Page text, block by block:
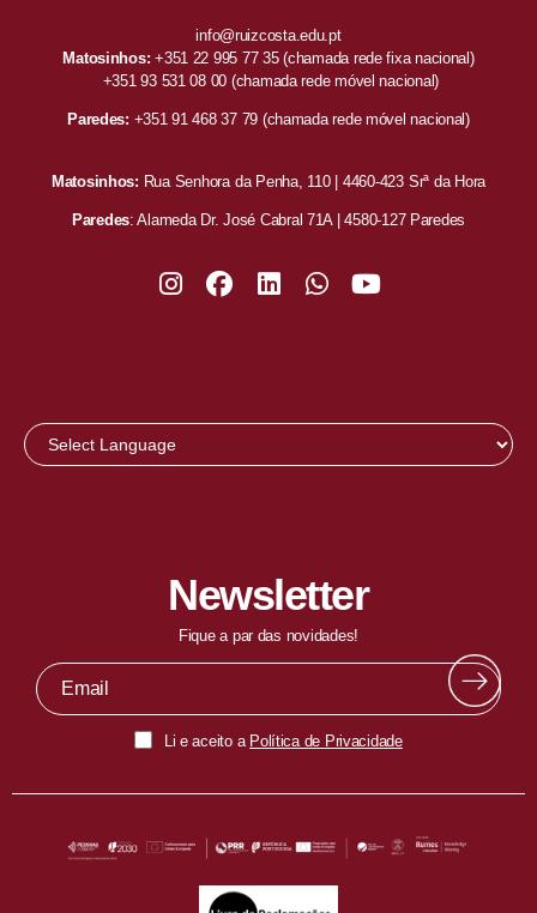
info@ruizcosta.edu.pt
Matosinhos: +351 22 995 77 35(chamada rede fixa nacional)
+351 93 531 08 00 (chamada rede móvel nacional)
Paredes: +351 91 468 37 79 (chamada rede móvel nacional)
Matosinhos: Rua Senhora da Penha, 110 | 4460-423 Srª da Hora
Paredes: Alameda Dr. José Cabral 71A | 4580-127 Paredes
Newsletter
Fique a par das novidades!
Li e aceito a Política de Privacidade